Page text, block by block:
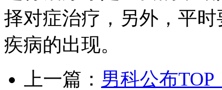
择对症治疗，另外，平
疾病的出现。
上一篇： 男科公布